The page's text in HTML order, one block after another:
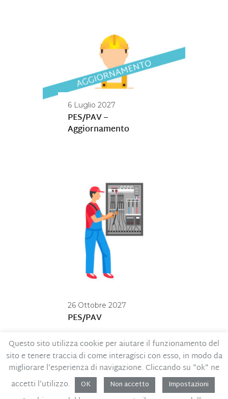
6 Luglio 2027
PES/PAV –
Aggiornamento
26 Ottobre 2027
PES/PAV
Contatti
Privacy Policy
Codice Etico
MOG – Parte generale
Whistleblowing
Questo sito utilizza cookie per aiutare il funzionamento del
sito e tenere traccia di come interagisci con esso, in modo da
migliorare l'esperienza di navigazione. Cliccando su "ok" ne
accetti l'utilizzo.
OK Non accetto Impostazioni